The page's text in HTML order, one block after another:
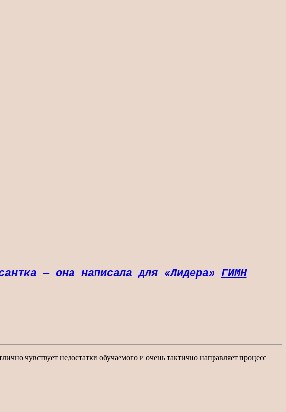
— она написала для «Лидера» ГИМН
чувствует недостатки обучаемого и очень тактично направляет процесс